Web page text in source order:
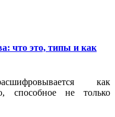
что это, типы и как
как
способное не только